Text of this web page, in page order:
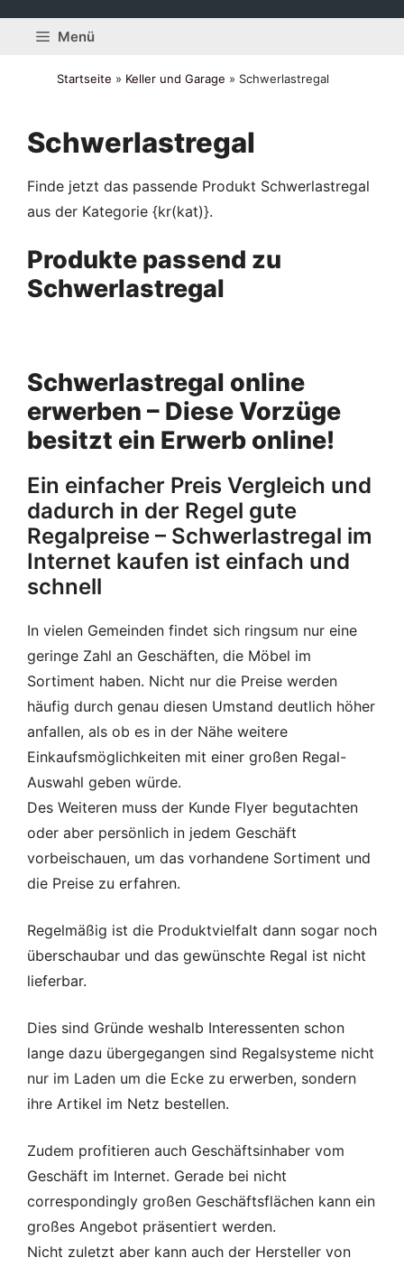
Menü
Startseite » Keller und Garage » Schwerlastregal
Schwerlastregal
Finde jetzt das passende Produkt Schwerlastregal
aus der Kategorie {kr(kat)}.
Produkte passend zu
Schwerlastregal
Schwerlastregal online
erwerben – Diese Vorzüge
besitzt ein Erwerb online!
Ein einfacher Preis Vergleich und
dadurch in der Regel gute
Regalpreise – Schwerlastregal im
Internet kaufen ist einfach und
schnell
In vielen Gemeinden findet sich ringsum nur eine
geringe Zahl an Geschäften, die Möbel im
Sortiment haben. Nicht nur die Preise werden
häufig durch genau diesen Umstand deutlich höher
anfallen, als ob es in der Nähe weitere
Einkaufsmöglichkeiten mit einer großen Regal-
Auswahl geben würde.
Des Weiteren muss der Kunde Flyer begutachten
oder aber persönlich in jedem Geschäft
vorbeischauen, um das vorhandene Sortiment und
die Preise zu erfahren.
Regelmäßig ist die Produktvielfalt dann sogar noch
überschaubar und das gewünschte Regal ist nicht
lieferbar.
Dies sind Gründe weshalb Interessenten schon
lange dazu übergegangen sind Regalsysteme nicht
nur im Laden um die Ecke zu erwerben, sondern
ihre Artikel im Netz bestellen.
Zudem profitieren auch Geschäftsinhaber vom
Geschäft im Internet. Gerade bei nicht
correspondingly großen Geschäftsflächen kann ein
großes Angebot präsentiert werden.
Nicht zuletzt aber kann auch der Hersteller von